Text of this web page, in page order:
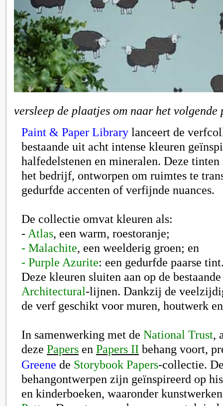
versleep de plaatjes om naar het
Paint & Paper Library lanceert de
bestaande uit acht intense kleuren
halfedelstenen en mineralen. Deze
het bedrijf, ontworpen om ruimtes te
gedurfde accenten of verfijnde nuances.
De collectie omvat kleuren als:
- Atlas, een warm, roestoranje;
- Malachite, een weelderig groen; en
- Purple Azurite: een gedurfde paarse
Deze kleuren sluiten aan op de
Architectural-lijnen. Dankzij de
de verf geschikt voor muren, houtwerk
In samenwerking met de National Trust,
deze Papers en Papers II behang voort,
Greene de Storybook Papers-collectie.
behangontwerpen zijn geïnspireerd op
en kinderboeken, waaronder